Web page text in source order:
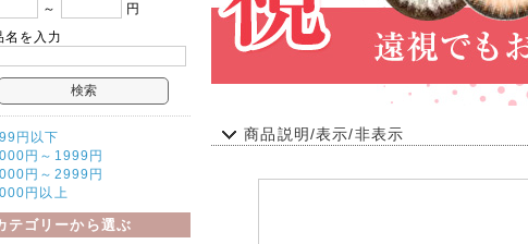
商品説明/表示/非表示
～
円
名を入力
円以下
円～1999円
円～2999円
円以上
テゴリーから選ぶ